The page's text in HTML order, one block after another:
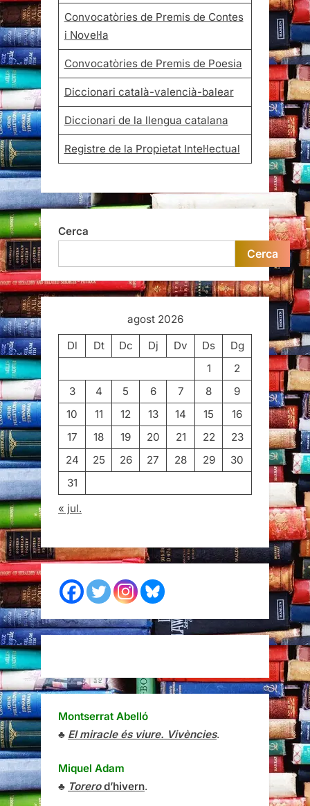
Convocatòries de Premis de Contes
i Novel·la
Convocatòries de Premis de Poesia
Diccionari català-valencià-balear
Diccionari de la llengua catalana
Registre de la Propietat Intel·lectual
Cerca
Cerca
agost 2026
Dl
Dt Dc Dj Dv Ds
Dg
1
2
3
4 5 6 7 8
9
10
11 12 13 14 15
16
17
18 19 20 21 22
23
24
25 26 27 28 29
30
31
« jul.
Montserrat Abelló
♣ El miracle és viure. Vivències.
Miquel Adam
♣ Torerod’hivern.